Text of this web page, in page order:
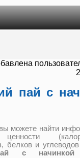
пай с
можете найти
ценности
белков и углеводов
с